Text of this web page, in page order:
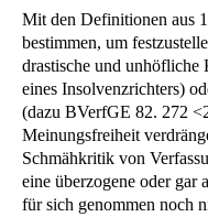
Mit den Definitionen aus
bestimmen, um
drastische und
eines Insolvenzrichters)
(dazu BVerfGE 82. 272
Meinungsfreiheit
Schmähkritik von
eine überzogene oder
für sich genommen noch